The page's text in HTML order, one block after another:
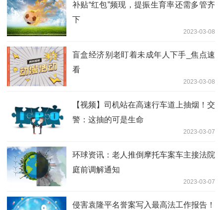
补贴“红包”频现，提振生育率还需多管齐
下
2023-03-08
盲盒经济别老盯着未成年人下手_焦点速
看
2023-03-08
【视频】司机站在高速行车道上抽烟！交
警：这抽的可是生命
2023-03-07
环球资讯：老人推倒摩托车案车主接法院
庭前调解通知
2023-03-07
侵害袁隆平名誉案写入最高法工作报告！